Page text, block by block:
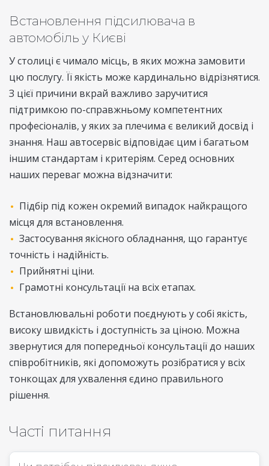
Встановлення підсилювача в
автомобіль у Києві
У столиці є чимало місць, в яких можна замовити
цю послугу. Її якість може кардинально відрізнятися.
З цієї причини вкрай важливо заручитися
підтримкою по-справжньому компетентних
професіоналів, у яких за плечима є великий досвід і
знання. Наш автосервіс відповідає цим і багатьом
іншим стандартам і критеріям. Серед основних
наших переваг можна відзначити:
Підбір під кожен окремий випадок найкращого
місця для встановлення.
Застосування якісного обладнання, що гарантує
точність і надійність.
Прийнятні ціни.
Грамотні консультації на всіх етапах.
Встановлювальні роботи поєднують у собі якість,
високу швидкість і доступність за ціною. Можна
звернутися для попередньої консультації до наших
співробітників, які допоможуть розібратися у всіх
тонкощах для ухвалення єдино правильного
рішення.
Часті питання